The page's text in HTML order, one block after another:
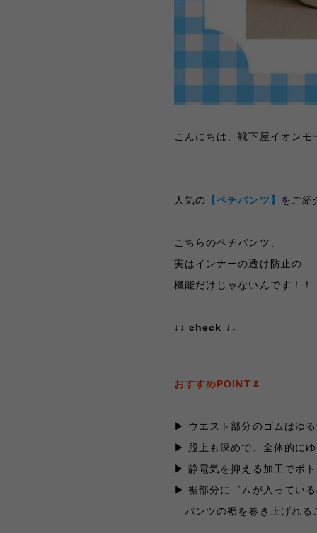
こんにちは、靴下屋イオン
人気の 【ペチパンツ】 をご紹
こちらのペチパンツ、
実はインナーの透け防止の
機能だけじゃないんです！！
↓↓ check ↓↓
おすすめPOINT🌷
▶︎ ウエスト部分のゴムはゆ
▶︎ 股上も深めで、全体的に
▶︎ 静電気を抑える加工でボ
▶︎ 裾部分にゴムが入ってい
パンツの裾を巻き上げれる